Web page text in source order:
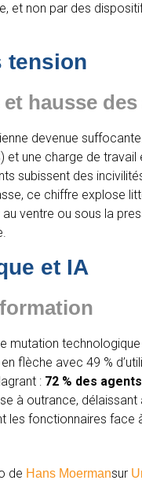
et non par des
tension
hausse
devenue
une charge de travail
subissent des
ce chiffre explose
au ventre ou sous la
et IA
mutation
flèche avec 49 %
: 72 % des
à outrance,
les fonctionnaires face
de Hans Moermansur